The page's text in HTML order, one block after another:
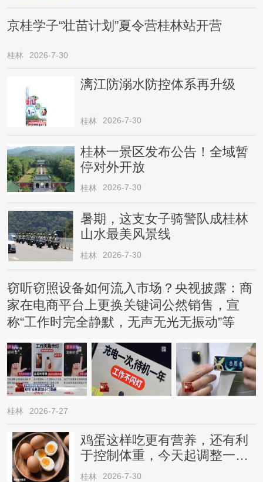
京桂学子“壮苗计划”夏令营桂林站开营
桂林 2026-7-30
漓江防溺水防控体系再升级
桂林 2026-7-30
桂林一景区发布公告！全域暂
停对外开放
桂林 2026-7-30
暑期，这支女子骑警队成桂林
山水最美风景线
桂林 2026-7-30
窃听窃照设备如何流入市场？央视披露：商
家在电商平台上更换关键词公然销售，宣
称“工作时完全静默，无声无光无振动”等
桂林 2026-7-27
鸡蛋这样吃更有营养，还有利
于控制体重，今天起调整一下
→
桂林 2026-7-30